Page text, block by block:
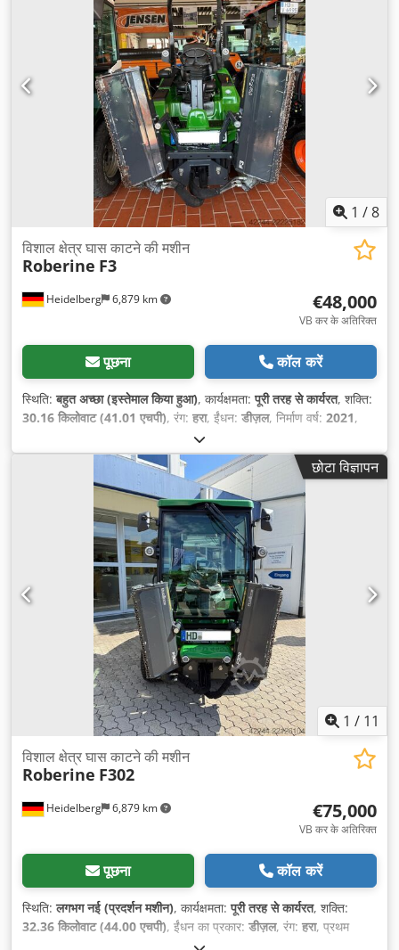
1 /8
Heidelberg 6,879 km
विशाल क्षेत्र घास काटने की मशीन
Roberine F3
€48,000
VB कर के अतिरिक्त
पूछना कॉल करें
स्थिति:बहुत अच्छा (इस्तेमाल किया हुआ), कार्यक्षमता:पूरी तरह से कार्यरत, शक्ति:
30.16 किलोवाट (41.01 एचपी), रंग: हरा, ईंधन: डीज़ल, निर्माण वर्ष: 2021,
गाड़ी का पंजीकरण, सभी पहियों की ड्राइव
छोटा विज्ञापन
1 / 11
Heidelberg 6,879 km
विशाल क्षेत्र घास काटने की मशीन
Roberine F302
€75,000
VB कर के अतिरिक्त
पूछना कॉल करें
स्थिति:लगभग नई (प्रदर्शन मशीन), कार्यक्षमता:पूरी तरह से कार्यरत, शक्ति:
32.36 किलोवाट (44.00 एचपी), ईंधन का प्रकार: डीज़ल, रंग: हरा, प्रथम
, चालक केबिन: